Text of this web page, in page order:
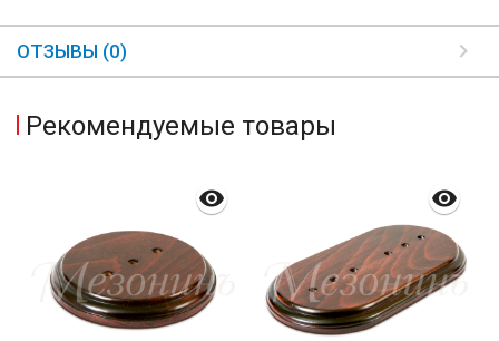
ОТЗЫВЫ (0)
Рекомендуемые товары